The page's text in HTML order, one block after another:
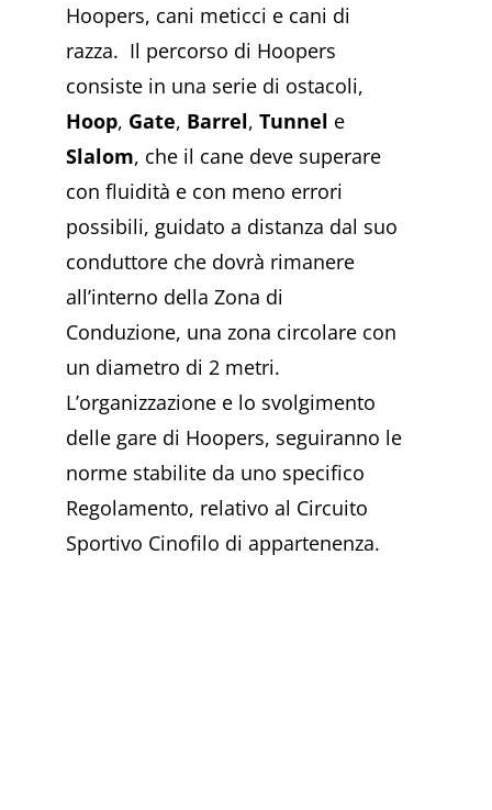
Hoopers, cani meticci e cani di
razza. Il percorso di Hoopers
consiste in una serie di ostacoli,
Hoop, Gate, Barrel, Tunnel e
Slalom, che il cane deve superare
con fluidità e con meno errori
possibili, guidato a distanza dal suo
conduttore che dovrà rimanere
all’interno della Zona di
Conduzione, una zona circolare con
un diametro di 2 metri.
L’organizzazione e lo svolgimento
delle gare di Hoopers, seguiranno le
norme stabilite da uno specifico
Regolamento, relativo al Circuito
Sportivo Cinofilo di appartenenza.